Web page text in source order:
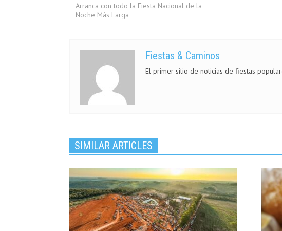
Arranca con todo la Fiesta Nacional de la
Noche Más Larga
Fiestas & Caminos
El primer sitio de noticias de fiestas
SIMILAR ARTICLES